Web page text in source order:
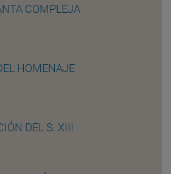
COMPLEJA
HOMENAJE
DEL S. XIII